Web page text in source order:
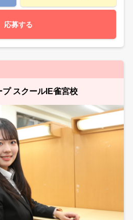
応募する
スクールIE雀宮校